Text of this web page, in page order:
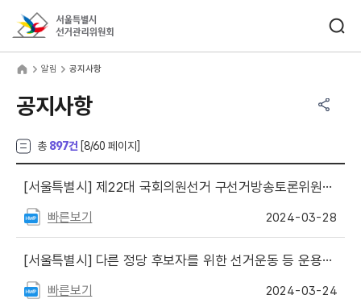
알림 공지사항
공지사항
총 897건 [8/60 페이지]
[서울특별시] 제22대 국회의원선거 구선거방송토론위원회 주관 후보자토론회 등의 중계방송 일정 안내(서울)
빠른보기 2024-03-28
[서울특별시] 다른 정당 후보자를 위한 선거운동 등 운용기준
빠른보기 2024-03-24